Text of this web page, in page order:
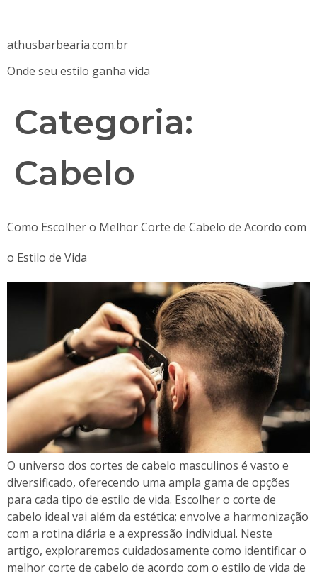
athusbarbearia.com.br
Onde seu estilo ganha vida
Categoria:
Cabelo
Como Escolher o Melhor Corte de Cabelo de Acordo com
o Estilo de Vida
O universo dos cortes de cabelo masculinos é vasto e
diversificado, oferecendo uma ampla gama de opções
para cada tipo de estilo de vida. Escolher o corte de
cabelo ideal vai além da estética; envolve a harmonização
com a rotina diária e a expressão individual. Neste
artigo, exploraremos cuidadosamente como identificar o
melhor corte de cabelo de acordo com o estilo de vida de